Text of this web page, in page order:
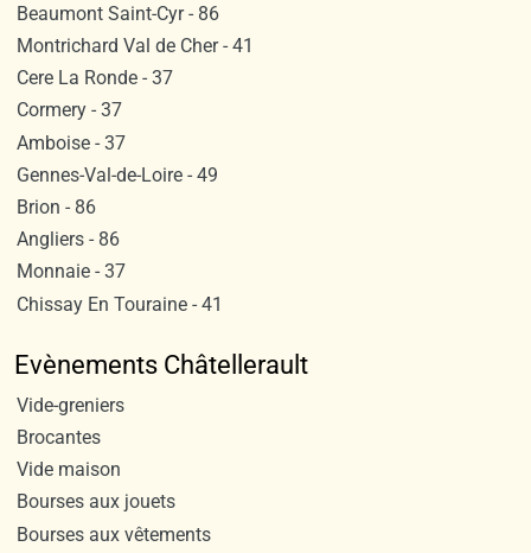
Beaumont Saint-Cyr - 86
Montrichard Val de Cher - 41
Cere La Ronde - 37
Cormery - 37
Amboise - 37
Gennes-Val-de-Loire - 49
Brion - 86
Angliers - 86
Monnaie - 37
Chissay En Touraine - 41
Evènements Châtellerault
Vide-greniers
Brocantes
Vide maison
Bourses aux jouets
Bourses aux vêtements